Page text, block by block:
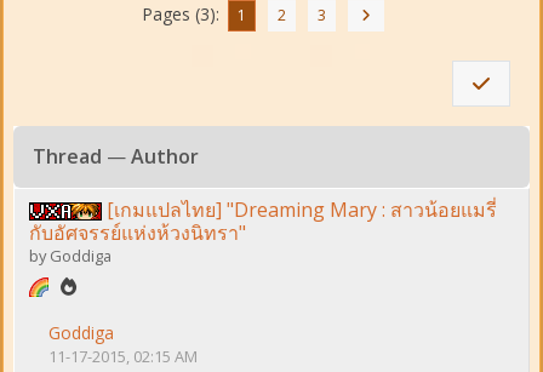
Pages (3): 1 2 3
Thread —Author
[เกมแปลไทย] "Dreaming Mary : สาวน้อยแมรี่
กับอัศจรรย์แห่งห้วงนิทรา"
byGoddiga
Goddiga
11-17-2015, 02:15 AM